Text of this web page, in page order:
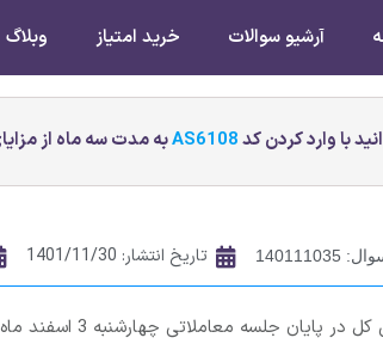
آرشیو سوالات خرید امتیاز وبلاگ
با وارد کردن کدAS6108به مدت سه ماه از
تاریخ انتشار: 1401/11/30
جلسه معاملاتی چهارشنبه 3 اسفند ماه در چه محدوده‌ای خواهد بود؟